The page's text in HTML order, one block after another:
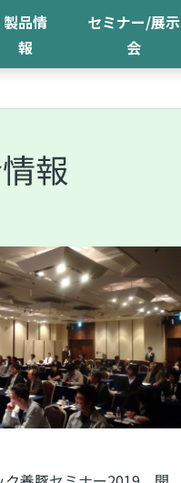
製品情
報
セミナー/展示
会
報